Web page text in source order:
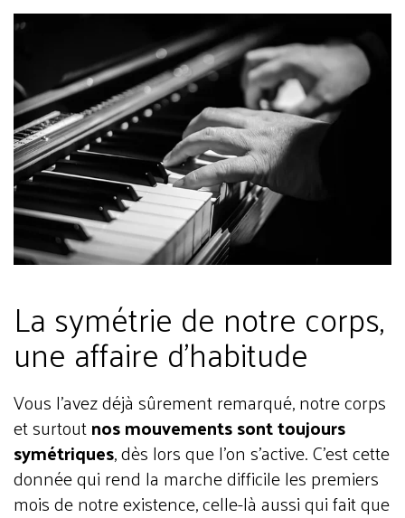
La symétrie de notre corps,
une affaire d’habitude
Vous l’avez déjà sûrement remarqué, notre corps
et surtoutnos mouvements sont toujours
symétriques, dès lors que l’on s’active. C’est cette
donnée qui rend la marche difficile les premiers
mois de notre existence, celle-là aussi qui fait que